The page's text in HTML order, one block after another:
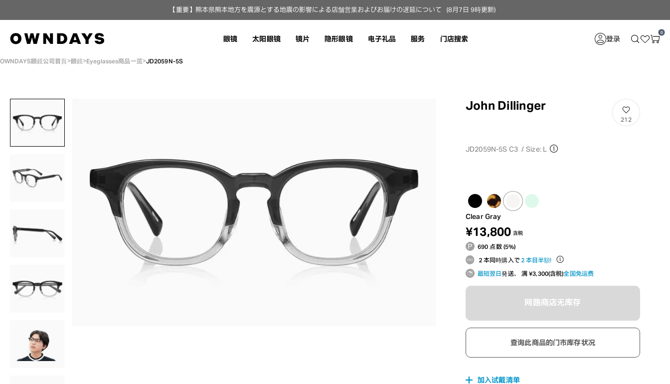
【重要】熊本県熊本地方を震源とする地震の影響による店舗営業およびお届けの遅延について（8月7日 9時更新）
眼镜 太阳眼镜 镜片 隐形眼镜 电子礼品 服务 门店搜索 登录
0
OWNDAYS眼鏡公司首頁 眼鏡 Eyeglasses商品一览 JD2059N-5S
John Dillinger
JD2059N-5S C3 / Size: L
212
Clear Gray
¥13,800 含税
690 点数 (5%)
２本同時購入で ２本目半額！
最短翌日発送、 满 ¥3,300(含税)全国免运费
网路商店无库存
查询此商品的门市库存状况
加入试戴清单